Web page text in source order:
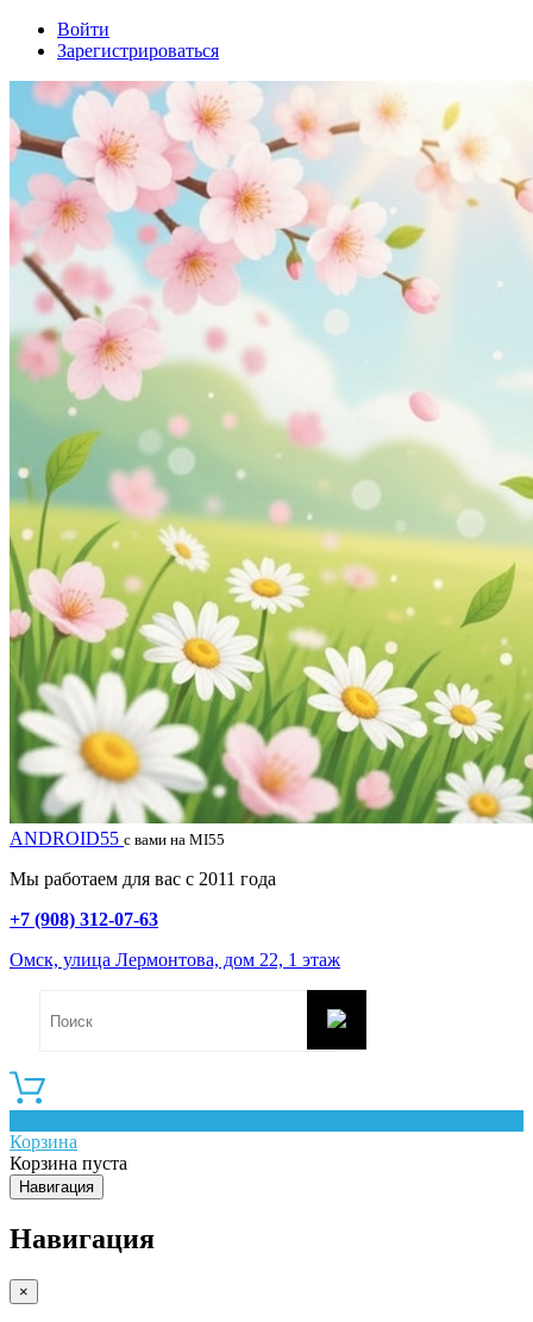
Войти
Зарегистрироваться
ANDROID55 с вами на MI55
Мы работаем для вас с 2011 года
+7 (908) 312-07-63
Омск, улица Лермонтова, дом 22, 1 этаж
Корзина
Корзина пуста
Навигация
Навигация
×